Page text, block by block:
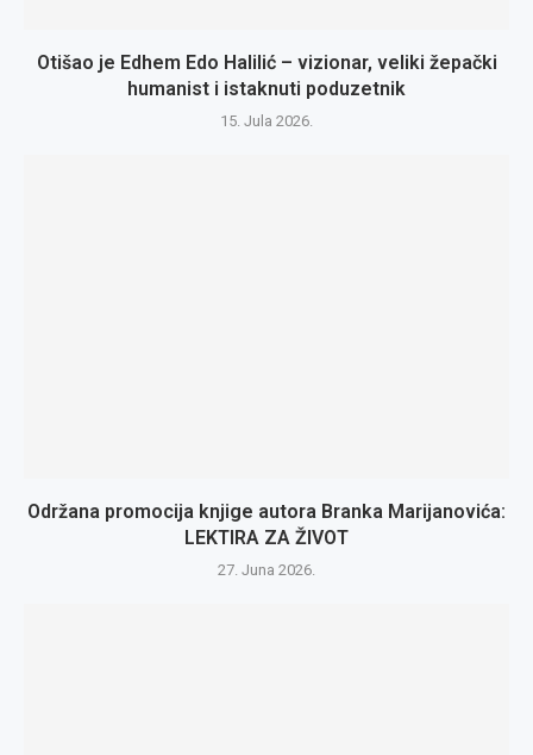
Otišao je Edhem Edo Halilić – vizionar, veliki žepački
humanist i istaknuti poduzetnik
15. Jula 2026.
Održana promocija knjige autora Branka Marijanovića:
LEKTIRA ZA ŽIVOT
27. Juna 2026.